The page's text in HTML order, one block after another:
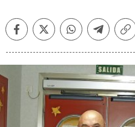
FacebookTwitterWhatsapp